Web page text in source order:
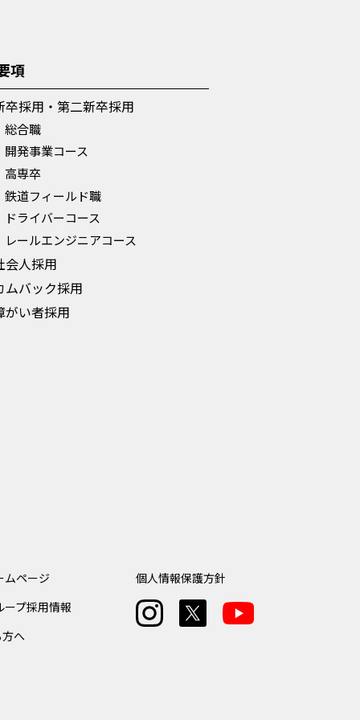
項
卒採用・第二新卒採用
総合職
開発事業コース
高専卒
鉄道フィールド職
ドライバーコース
レールエンジニアコース
会人採用
ムバック採用
がい者採用
ムページ
プ採用情報
へ
個人情報保護方針